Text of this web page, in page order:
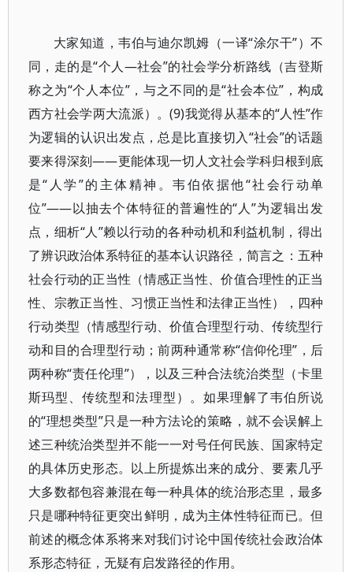
大家知道，韦伯与迪尔凯姆（一译“涂尔干”）不
同，走的是“个人—社会”的社会学分析路线（吉登斯
称之为“个人本位”，与之不同的是“社会本位”，构成
西方社会学两大流派）。(9)我觉得从基本的“人性”作
为逻辑的认识出发点，总是比直接切入“社会”的话题
要来得深刻——更能体现一切人文社会学科归根到底
是“人学”的主体精神。韦伯依据他“社会行动单
位”——以抽去个体特征的普遍性的“人”为逻辑出发
点，细析“人”赖以行动的各种动机和利益机制，得出
了辨识政治体系特征的基本认识路径，简言之：五种
社会行动的正当性（情感正当性、价值合理性的正当
性、宗教正当性、习惯正当性和法律正当性），四种
行动类型（情感型行动、价值合理型行动、传统型行
动和目的合理型行动；前两种通常称“信仰伦理”，后
两种称“责任伦理”），以及三种合法统治类型（卡里
斯玛型、传统型和法理型）。如果理解了韦伯所说
的“理想类型”只是一种方法论的策略，就不会误解上
述三种统治类型并不能一一对号任何民族、国家特定
的具体历史形态。以上所提炼出来的成分、要素几乎
大多数都包容兼混在每一种具体的统治形态里，最多
只是哪种特征更突出鲜明，成为主体性特征而已。但
前述的概念体系将来对我们讨论中国传统社会政治体
系形态特征，无疑有启发路径的作用。